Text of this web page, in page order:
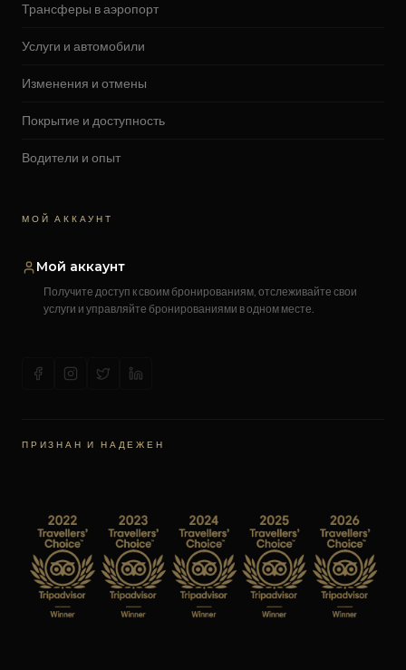
Трансферы в аэропорт
Услуги и автомобили
Изменения и отмены
Покрытие и доступность
Водители и опыт
МОЙ АККАУНТ
Мой аккаунт
Получите доступ к своим бронированиям, отслеживайте свои
услуги и управляйте бронированиями в одном месте.
ПРИЗНАН И НАДЕЖЕН